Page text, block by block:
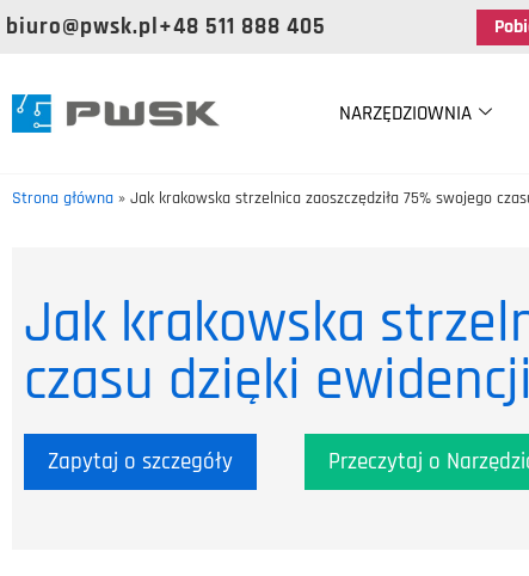
biuro@pwsk.pl+48 511 888 405
NARZĘDZIOWNIA
Strona główna » Jak krakowska strzelnica zaoszczędziła 75% swojego
Jak krakowska
czasu dzięki
Zapytaj o szczegóły Przeczytaj o